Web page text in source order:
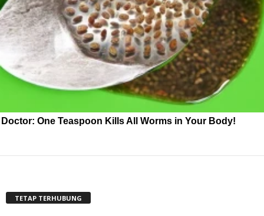
Doctor: One Teaspoon Kills All Worms in Your Body!
TETAP TERHUBUNG